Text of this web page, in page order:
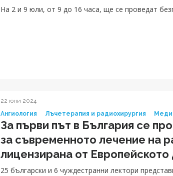
На 2 и 9 юли, от 9 до 16 часа, ще се проведат
22 юни 2024
Ангиология
Лъчетерапия и радиохирургия
За първи път в България се
за съвременното лечение на
лицензирана от
онкология
25 български и 6 чуждестранни лектори